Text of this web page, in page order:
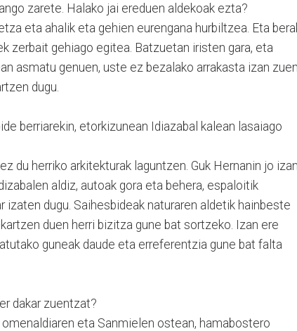
zarete. Halako jai ereduen aldekoak ezta?
eta ahalik eta gehien eurengana hurbiltzea. Eta
zerbait gehiago egitea. Batzuetan iristen gara, eta
asmatu genuen, uste ez bezalako arrakasta izan
dugu.
berriarekin, etorkizunean Idiazabal kalean lasaiago
du herriko arkitekturak laguntzen. Guk Hernanin jo
aldiz, autoak gora eta behera, espaloitik
izaten dugu. Saihesbideak naturaren aldetik hainbeste
duen herri bizitza gune bat sortzeko. Izan ere
guneak daude eta erreferentzia gune bat falta
dakar zuentzat?
eta Sanmielen ostean, hamabostero